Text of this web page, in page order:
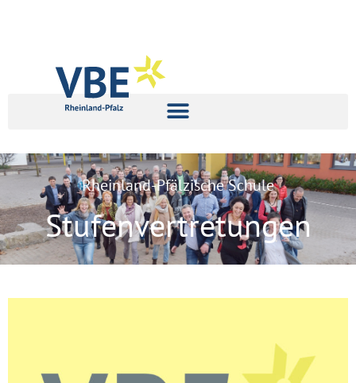
Rheinland-Pfälzische Schule
Stufenvertretungen